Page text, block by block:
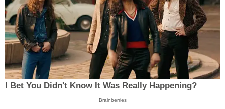
I Bet You Didn't Know It Was Really Happening?
Brainberries